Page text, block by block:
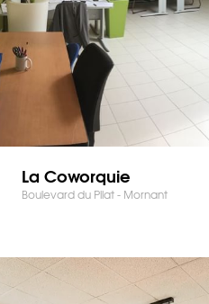
La Coworquie
Boulevard du Pilat - Mornant